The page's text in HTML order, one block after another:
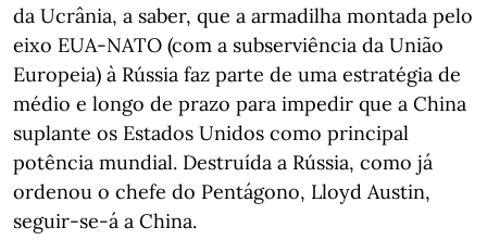
da Ucrânia, a saber, que a armadilha montada pelo
eixo EUA-NATO (com a subserviência da União
Europeia) à Rússia faz parte de uma estratégia de
médio e longo de prazo para impedir que a China
suplante os Estados Unidos como principal
potência mundial. Destruída a Rússia, como já
ordenou o chefe do Pentágono, Lloyd Austin,
seguir-se-á a China.